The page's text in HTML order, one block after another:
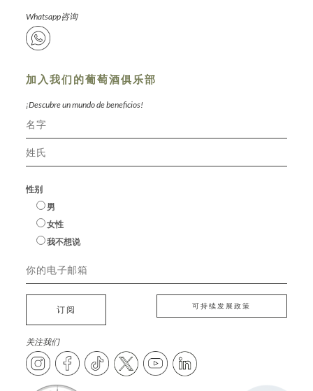
Whatsapp咨询
加入我们的葡萄酒俱乐部
¡Descubre un mundo de beneficios!
性别
男
女性
我不想说
订阅 可持续发展政策
关注我们